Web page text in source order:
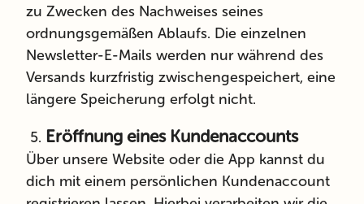
zu Zwecken des Nachweises seines
ordnungsgemäßen Ablaufs. Die einzelnen
Newsletter-E-Mails werden nur während des
Versands kurzfristig zwischengespeichert, eine
längere Speicherung erfolgt nicht.
Eröffnung eines Kundenaccounts
Über unsere Website oder die App kannst du
dich mit einem persönlichen Kundenaccount